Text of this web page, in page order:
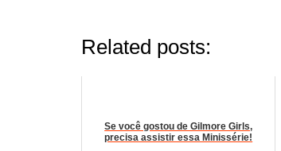
Related posts:
Se você gostou de Gilmore Girls,
precisa assistir essa Minissérie!